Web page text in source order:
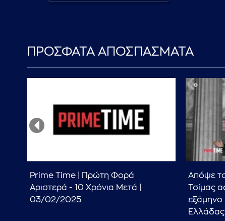
ΠΡΟΣΦΑΤΑ ΑΠΟΣΠΑΣΜΑΤΑ
Prime Time | Πρώτη Φορά
Αριστερά - 10 Χρόνια Μετά |
03/02/2025
Απόψε
Τσίμας
εξάμηνο